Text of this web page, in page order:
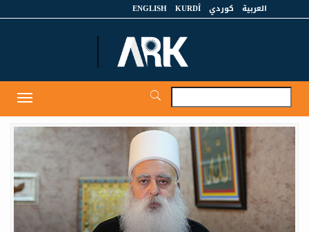
العربية كوردي KURDÎ
ENGLISH